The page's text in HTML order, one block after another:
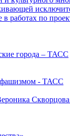
в работах по
города – ТАСС
фашизмом - ТАСС